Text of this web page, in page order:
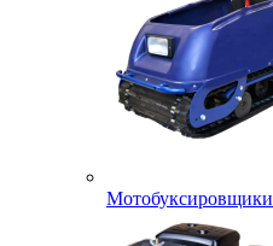
Мотобуксировщики